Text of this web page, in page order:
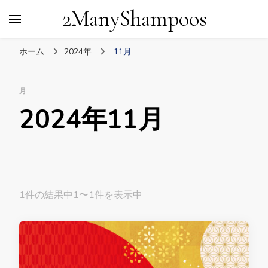
2ManyShampoos
ホーム 2024年 11月
月
2024年11月
1件の結果中1〜1件を表示中